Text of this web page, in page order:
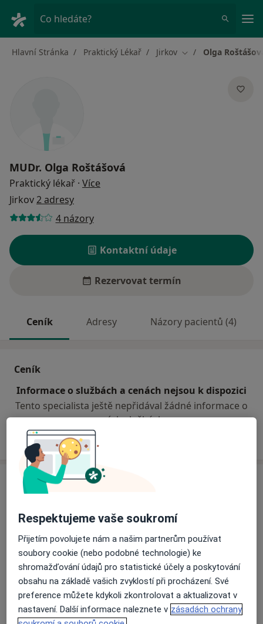
Co hledáte?
Hlavní Stránka Praktický Lékař Jirkov Změna města
Olga
MUDr. Olga Roštášová
Praktický lékař · Více
Jirkov2 adresy
4 názory
Kontaktní údaje
Rezervovat termín
Ceník Adresy Názory pacientů (4)
Ceník
Informace o službách a cenách nejsou k dispozici
Tento specialista ještě nepřidával žádné informace o
svých službách.
Adresy (2)
Ord. praktického lékaře pro dospělé
Dvořákova 1559, Jirkov43111
Přiblížit mapuse otevře v nové záložce
Respektujeme vaše soukromí
Přijetím povolujete nám a našim partnerům používat
soubory cookie (nebo podobné technologie) ke
shromažďování údajů pro statistické účely a poskytování
obsahu na základě vašich zvyklostí při procházení. Své
preference můžete kdykoli zkontrolovat a aktualizovat v
nastavení. Další informace naleznete v zásadách ochrany